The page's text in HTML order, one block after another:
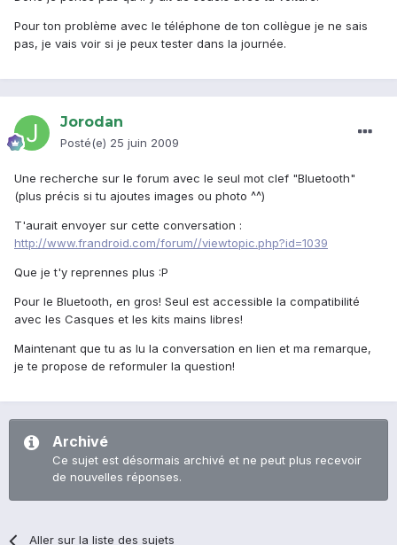
Pour ton problème avec le téléphone de ton collègue je ne sais
pas, je vais voir si je peux tester dans la journée.
Jorodan
Posté(e) 25 juin 2009
Une recherche sur le forum avec le seul mot clef "Bluetooth"
(plus précis si tu ajoutes images ou photo ^^)
T'aurait envoyer sur cette conversation :
http://www.frandroid.com/forum//viewtopic.php?id=1039
Que je t'y reprennes plus :P
Pour le Bluetooth, en gros! Seul est accessible la compatibilité
avec les Casques et les kits mains libres!
Maintenant que tu as lu la conversation en lien et ma remarque,
je te propose de reformuler la question!
Archivé
Ce sujet est désormais archivé et ne peut plus recevoir
de nouvelles réponses.
Aller sur la liste des sujets